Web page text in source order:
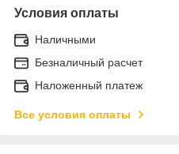
Условия оплаты
Наличными
Безналичный расчет
Наложенный платеж
Все условия оплаты